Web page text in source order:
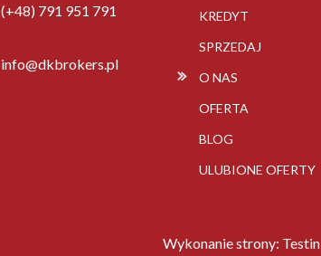
(+48) 791 951 791
info@dkbrokers.pl
KREDYT
SPRZEDAJ
O NAS
OFERTA
BLOG
ULUBIONE OFERTY
Wykonanie strony: Testin